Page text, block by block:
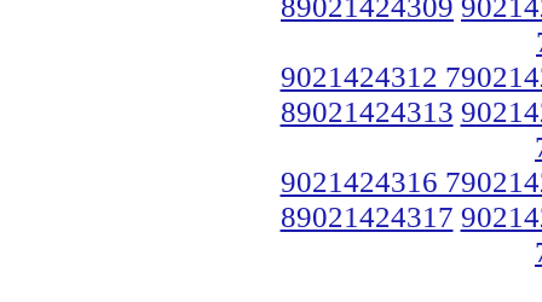
9021424312
89021424313
9021424316
89021424317